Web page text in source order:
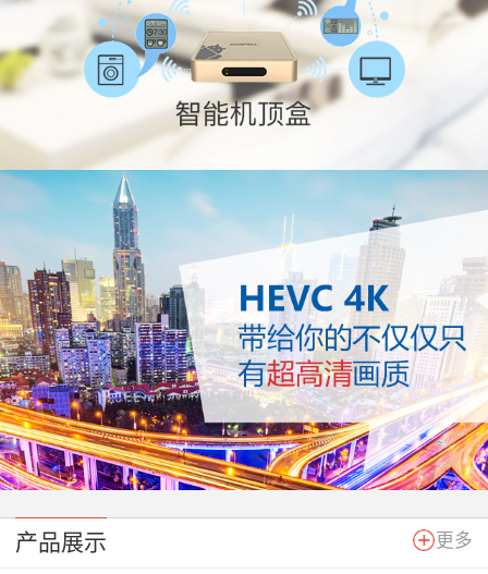
产品展示 更多